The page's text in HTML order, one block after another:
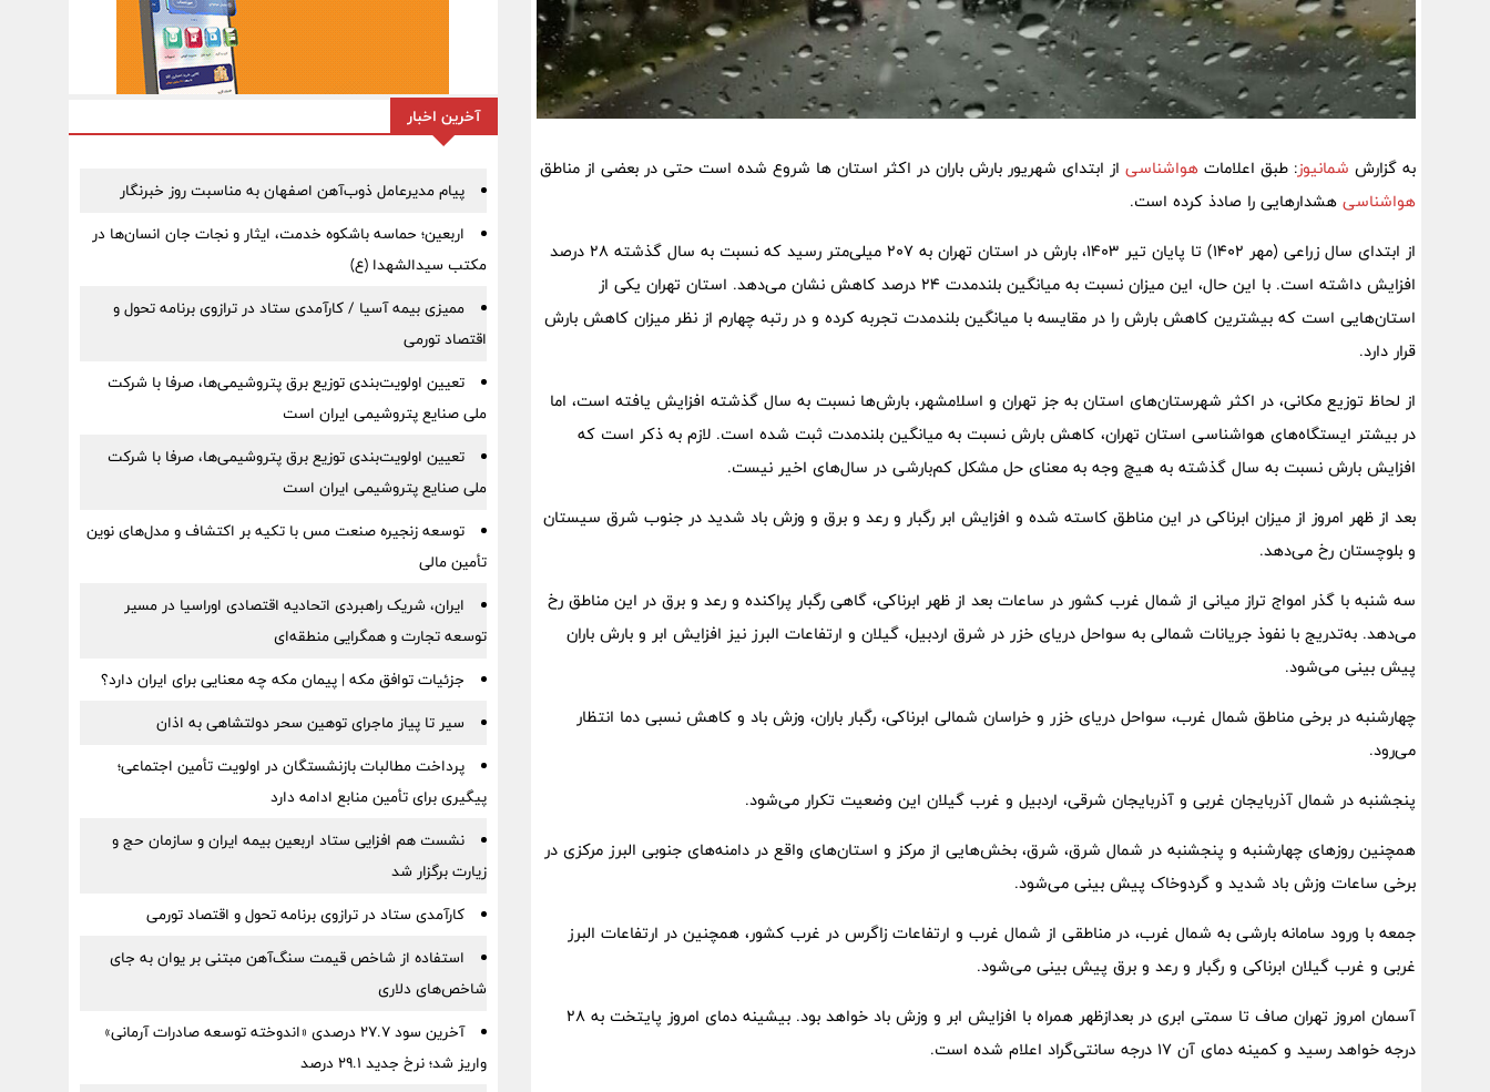
به گزارش شمانیوز: طبق اعلامات هواشناسی از ابتدای شهریور بارش باران در اکثر استان ها شروع شده است حتی در بعضی از مناطق
هواشناسی هشدارهایی را صادذ کرده است.
از ابتدای سال زراعی (مهر ۱۴۰۲) تا پایان تیر ۱۴۰۳، بارش در استان تهران به ۲۰۷ میلی‌متر رسید که نسبت به سال گذشته ۲۸ درصد
افزایش داشته است. با این حال، این میزان نسبت به میانگین بلندمدت ۲۴ درصد کاهش نشان می‌دهد. استان تهران یکی از
استان‌هایی است که بیشترین کاهش بارش را در مقایسه با میانگین بلندمدت تجربه کرده و در رتبه چهارم از نظر میزان کاهش بارش
قرار دارد.
از لحاظ توزیع مکانی، در اکثر شهرستان‌های استان به جز تهران و اسلامشهر، بارش‌ها نسبت به سال گذشته افزایش یافته است، اما
در بیشتر ایستگاه‌های هواشناسی استان تهران، کاهش بارش نسبت به میانگین بلندمدت ثبت شده است. لازم به ذکر است که
افزایش بارش نسبت به سال گذشته به هیچ وجه به معنای حل مشکل کم‌بارشی در سال‌های اخیر نیست.
بعد از ظهر امروز از میزان ابرناکی در این مناطق کاسته شده و افزایش ابر رگبار و رعد و برق و وزش باد شدید در جنوب شرق سیستان
و بلوچستان رخ می‌دهد.
سه شنبه با گذر امواج تراز میانی از شمال غرب کشور در ساعات بعد از ظهر ابرناکی، گاهی رگبار پراکنده و رعد و برق در این مناطق رخ
می‌دهد. به‌تدریج با نفوذ جریانات شمالی به سواحل دریای خزر در شرق اردبیل، گیلان و ارتفاعات البرز نیز افزایش ابر و بارش باران
پیش بینی می‌شود.
چهارشنبه در برخی مناطق شمال غرب، سواحل دریای خزر و خراسان شمالی ابرناکی، رگبار باران، وزش باد و کاهش نسبی دما انتظار
می‌رود.
پنجشنبه در شمال آذربایجان غربی و آذربایجان شرقی، اردبیل و غرب گیلان این وضعیت تکرار می‌شود.
همچنین روز‌های چهارشنبه و پنجشنبه در شمال شرق، شرق، بخش‌هایی از مرکز و استان‌های واقع در دامنه‌های جنوبی البرز مرکزی در
برخی ساعات وزش باد شدید و گردوخاک پیش بینی می‌شود.
جمعه با ورود سامانه بارشی به شمال غرب، در مناطقی از شمال غرب و ارتفاعات زاگرس در غرب کشور، همچنین در ارتفاعات البرز
غربی و غرب گیلان ابرناکی و رگبار و رعد و برق پیش بینی می‌شود.
آسمان امروز تهران صاف تا سمتی ابری در بعدازظهر همراه با افزایش ابر و وزش باد خواهد بود. بیشینه دمای امروز پایتخت به ۲۸
درجه خواهد رسید و کمینه دمای آن ۱۷ درجه سانتی‌گراد اعلام شده است.
آخرین اخبار
پیام مدیرعامل ذوب‌آهن اصفهان به مناسبت روز خبرنگار
اربعین؛ حماسه باشکوه خدمت، ایثار و نجات جان انسان‌ها در
مکتب سیدالشهدا (ع)
ممیزی بیمه آسیا / کارآمدی ستاد در ترازوی برنامه تحول و
اقتصاد تورمی
تعیین اولویت‌بندی توزیع برق پتروشیمی‌ها، صرفا با شرکت
ملی صنایع پتروشیمی ایران است
تعیین اولویت‌بندی توزیع برق پتروشیمی‌ها، صرفا با شرکت
ملی صنایع پتروشیمی ایران است
توسعه زنجیره صنعت مس با تکیه بر اکتشاف و مدل‌های نوین
تأمین مالی
ایران، شریک راهبردی اتحادیه اقتصادی اوراسیا در مسیر
توسعه تجارت و همگرایی منطقه‌ای
جزئیات توافق مکه | پیمان مکه چه معنایی برای ایران دارد؟
سیر تا پیاز ماجرای توهین سحر دولتشاهی به اذان
پرداخت مطالبات بازنشستگان در اولویت تأمین اجتماعی؛
پیگیری برای تأمین منابع ادامه دارد
نشست هم افزایی ستاد اربعین بیمه ایران و سازمان حج و
زیارت برگزار شد
کارآمدی ستاد در ترازوی برنامه تحول و اقتصاد تورمی
استفاده از شاخص قیمت سنگ‌آهن مبتنی بر یوان به جای
شاخص‌های دلاری
آخرین سود ۲۷.۷ درصدی «اندوخته توسعه صادرات آرمانی»
واریز شد؛ نرخ جدید ۲۹.۱ درصد